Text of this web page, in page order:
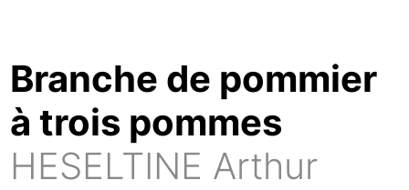
Branche de pommier
à trois pommes
HESELTINE Arthur